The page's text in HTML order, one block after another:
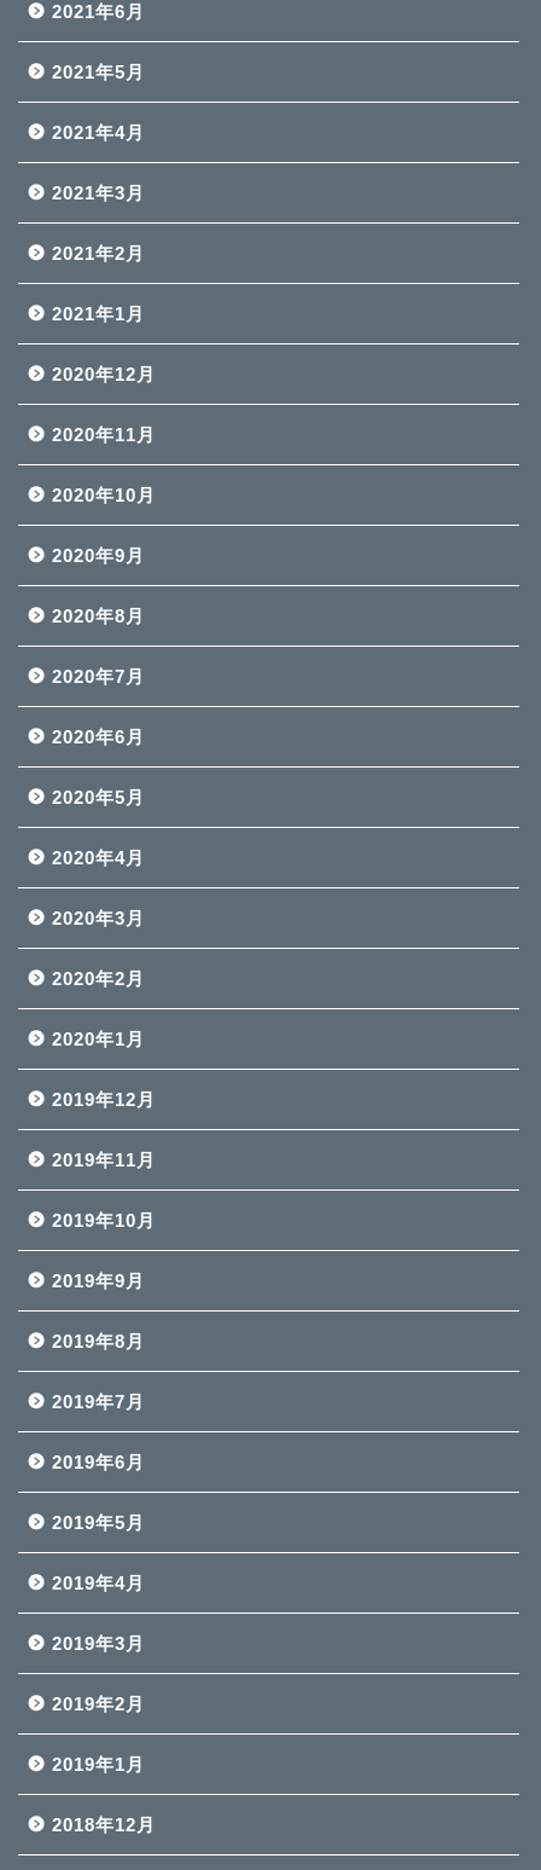
2021年6月
2021年5月
2021年4月
2021年3月
2021年2月
2021年1月
2020年12月
2020年11月
2020年10月
2020年9月
2020年8月
2020年7月
2020年6月
2020年5月
2020年4月
2020年3月
2020年2月
2020年1月
2019年12月
2019年11月
2019年10月
2019年9月
2019年8月
2019年7月
2019年6月
2019年5月
2019年4月
2019年3月
2019年2月
2019年1月
2018年12月